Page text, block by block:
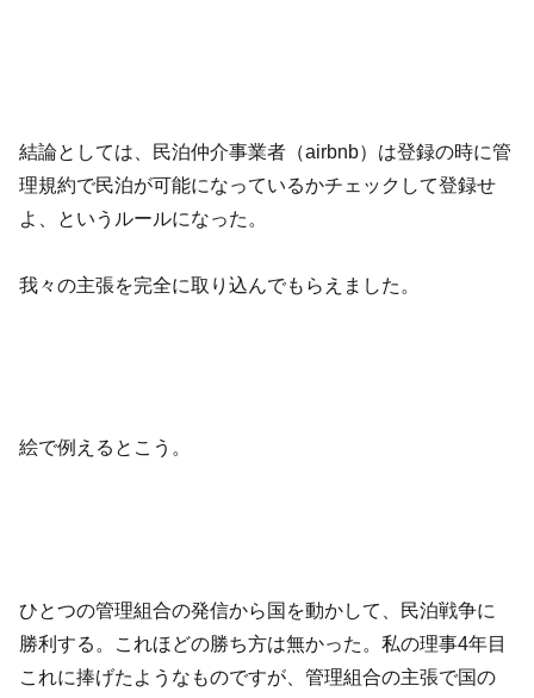
結論としては、民泊仲介事業者（airbnb）は登録の時に管
理規約で民泊が可能になっているかチェックして登録せ
よ、というルールになった。
我々の主張を完全に取り込んでもらえました。
絵で例えるとこう。
ひとつの管理組合の発信から国を動かして、民泊戦争に
勝利する。これほどの勝ち方は無かった。私の理事4年目
これに捧げたようなものですが、管理組合の主張で国の